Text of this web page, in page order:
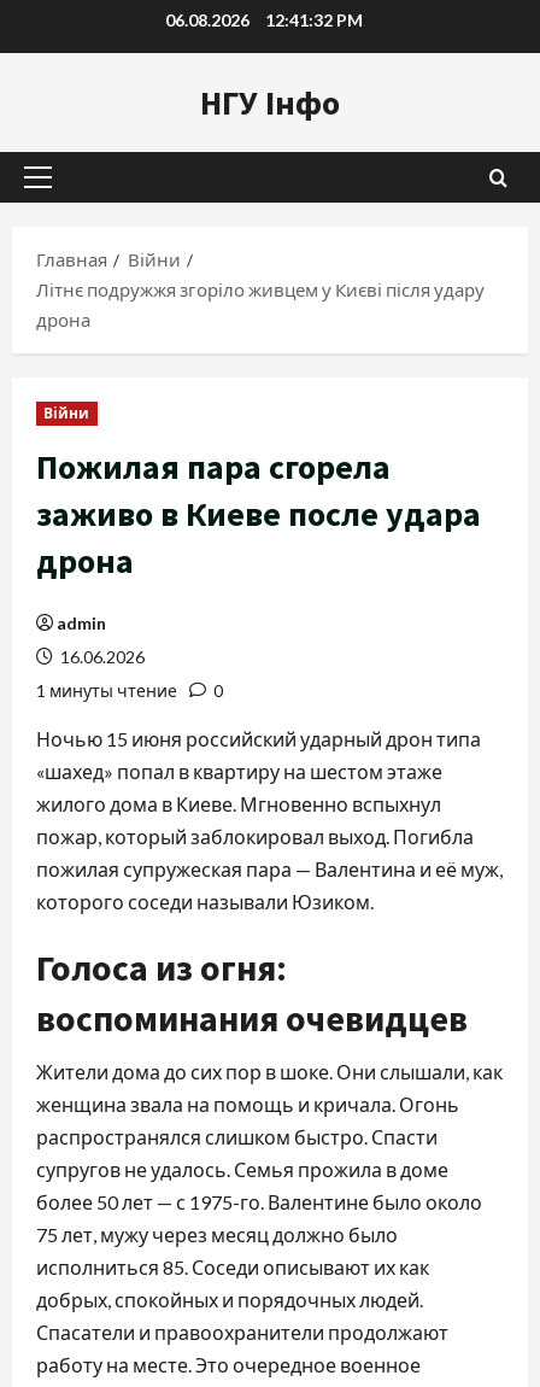
к
06.08.2026 12:41:33 PM
НГУ Інфо
Основное
Главная
Війни
Літнє подружжя згоріло живцем у Києві після удару
дрона
Війни
Пожилая пара сгорела
заживо в Киеве после удара
дрона
admin
16.06.2026
1 минуты чтение
0
Ночью 15 июня российский ударный дрон типа
«шахед» попал в квартиру на шестом этаже
жилого дома в Киеве. Мгновенно вспыхнул
пожар, который заблокировал выход. Погибла
пожилая супружеская пара — Валентина и её муж,
которого соседи называли Юзиком.
Голоса из огня:
воспоминания очевидцев
Жители дома до сих пор в шоке. Они слышали, как
женщина звала на помощь и кричала. Огонь
распространялся слишком быстро. Спасти
супругов не удалось. Семья прожила в доме
более 50 лет — с 1975-го. Валентине было около
75 лет, мужу через месяц должно было
исполниться 85. Соседи описывают их как
добрых, спокойных и порядочных людей.
Спасатели и правоохранители продолжают
работу на месте. Это очередное военное